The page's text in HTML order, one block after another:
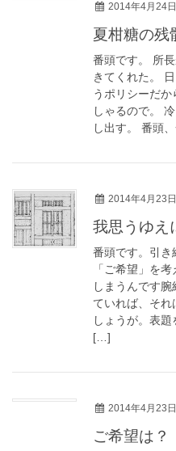
2014年4月24日
夏柑糖の残
番頭です。 所
きてくれた。
うポリシーだ
しゃるので。
し出す。 番頭
2014年4月23日
我思うゆえ
番頭です。引き
「ご希望」を
しまうんです
ていれば、そ
しょうが。表題
[…]
2014年4月23日
ご希望は？